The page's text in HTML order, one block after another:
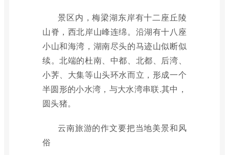
景区内，梅梁湖东岸有十二座丘陵
山脊，西北岸山峰连绵。沿湖有十八座
小山和海湾，湖南尽头的马迹山似断似
续。北端的杜南、中都、北都、后湾、
小荠、大集等山头环水而立，形成一个
半圆形的小水湾，与大水湾串联.其中，
圆头猪。
云南旅游的作文要把当地美景和风
俗